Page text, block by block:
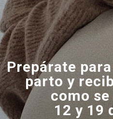
Prepárate
parto y
como
12 y 19